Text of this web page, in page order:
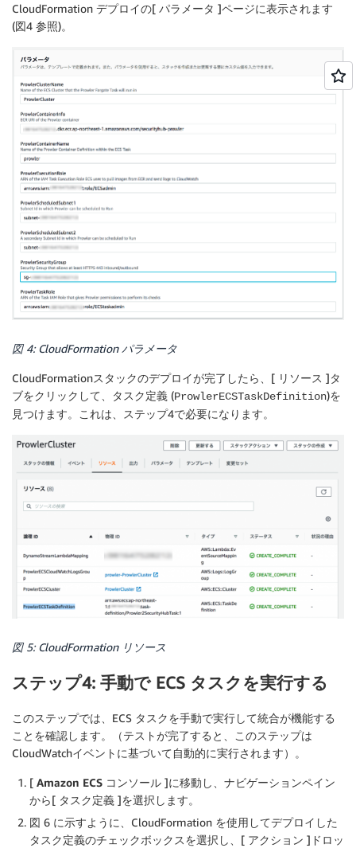
CloudFormation デプロイの[ パラメータ ]ページに表示されます
(図4 参照)。
図 4: CloudFormation パラメータ
CloudFormationスタックのデプロイが完了したら、[ リソース ]タ
ブをクリックして、タスク定義 (ProwlerECSTaskDefinition)を
見つけます。これは、ステップ4で必要になります。
図 5: CloudFormation リソース
ステップ4: 手動で ECS タスクを実行する
このステップでは、ECS タスクを手動で実行して統合が機能する
ことを確認します。（テストが完了すると、このステップは
CloudWatchイベントに基づいて自動的に実行されます）。
[ Amazon ECS コンソール ]に移動し、ナビゲーションペイン
から[ タスク定義 ]を選択します。
図 6 に示すように、CloudFormation を使用してデプロイした
タスク定義のチェックボックスを選択し、[ アクション ]ドロッ